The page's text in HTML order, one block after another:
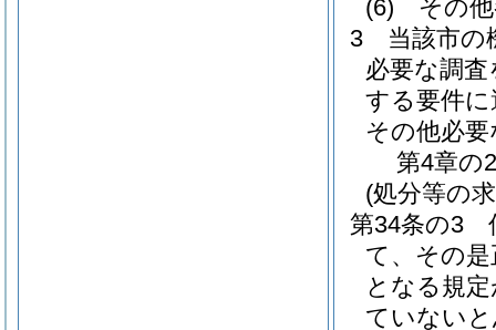
(6)
その
3
当該市の
必要な調
する要件
その他必
第4章の2
(処分等の
第34条の3
て、その
となる規
ていない